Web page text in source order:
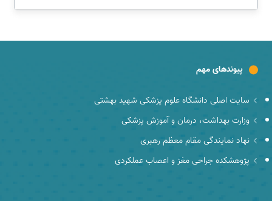
پیوندهای مهم
سایت اصلی دانشگاه علوم پزشکی شهید بهشتی
وزارت بهداشت، درمان و آموزش پزشکی
نهاد نمایندگی مقام معظم رهبری
پژوهشکده جراحی مغز و اعصاب عملکردی